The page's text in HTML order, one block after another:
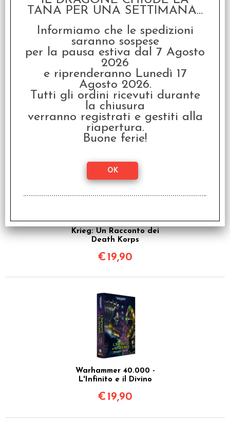
Warhammer 40.000 -
L'Eresia di Horus: Il Volo
della Eisenstein Vol.4
€ 19,90
Warhammer 40.000 -
Krieg: Un Racconto dei
Death Korps
€ 19,90
Warhammer 40.000 -
L'Infinito e il Divino
€ 19,90
TANA PER UNA SETTIMANA...
Informiamo che le spedizioni
saranno sospese
per la pausa estiva dal 7 Agosto
2026
e riprenderanno Lunedì 17
Agosto 2026.
Tutti gli ordini ricevuti durante
la chiusura
verranno registrati e gestiti alla
riapertura.
Buone ferie!